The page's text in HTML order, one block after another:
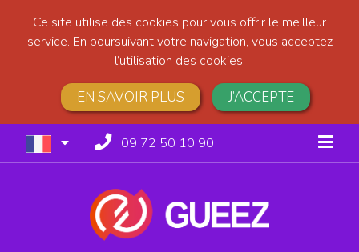
Ce site utilise des cookies pour vous offrir le meilleur
service. En poursuivant votre navigation, vous acceptez
l’utilisation des cookies.
EN SAVOIR PLUS J’ACCEPTE
09 72 50 10 90